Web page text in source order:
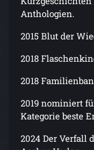
Anthologien.
2015 Blut der
2018
2018
2019 nominiert
Kategorie beste
2024 Der Verfall